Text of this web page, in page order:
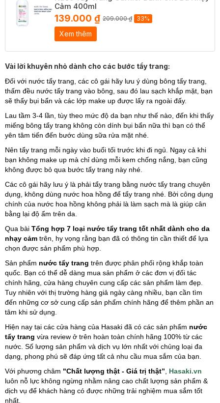
Cảm 400ml
139.000 ₫ 209.000 ₫ 33%
Xem thêm
Vài lời khuyên nhỏ dành cho các bước tẩy trang:
Đối với nước tẩy trang, các cô gái hãy lưu ý dùng bông tẩy trang,
thấm đều nước tẩy trang vào bông, sau đó lau sạch khắp mặt, bạn
sẽ thấy bụi bẩn và các lớp make up được lấy ra ngoài đấy.
Lau tầm 3-4 lần, tùy theo mức độ da bạn như thế nào, đến khi thấy
miếng bông tẩy trang không còn dính bụi bẩn nữa thì bạn có thể
yên tâm tiến đến bước dùng sữa rửa mặt nhé.
Nên tẩy trang mỗi ngày vào buổi tối trước khi đi ngủ. Ngay cả khi
bạn không make up mà chỉ dùng mỗi kem chống nắng, bạn cũng
không được bỏ qua bước tẩy trang này nhé.
Các cô gái hãy lưu ý là phải tẩy trang bằng nước tẩy trang chuyên
dụng, không dùng nước hoa hồng để tẩy trang nhé. Bởi công dụng
chính của nước hoa hồng không phải là làm sạch mà là giúp cân
bằng lại độ ẩm trên da.
Qua bài Tổng hợp 7 loại nước tẩy trang tốt nhất dành cho da
nhạy cảm trên, hy vọng rằng bạn đã có thông tin cần thiết để lựa
chọn được sản phẩm phù hợp.
Sản phẩm nước tẩy trang trên được phân phối rộng khắp toàn
quốc. Bạn có thể dễ dàng mua sản phẩm ở các đơn vị đối tác
chính hãng, cửa hàng chuyên cung cấp các sản phẩm làm đẹp.
Tuy nhiên với thị trường hàng giả ngày càng nhiều, bạn cần tìm
đến những cơ sở cung cấp sản phẩm chính hãng để thêm phần an
tâm khi sử dụng.
Hiện nay tại các cửa hàng của Hasaki đã có các sản phẩm nước
tẩy trang vừa review ở trên hoàn toàn chính hãng 100% từ các
nước. Số lượng sản phẩm và dịch vụ lớn nhất với chủng loại đa
dạng, phong phú sẽ đáp ứng tất cả nhu cầu mua sắm của bạn.
Với phương châm "Chất lượng thật - Giá trị thật”
Hasaki.vn
luôn nỗ lực không ngừng nhằm nâng cao chất lượng sản phẩm &
dịch vụ để khách hàng có được những trải nghiệm mua sắm tốt
nhất.